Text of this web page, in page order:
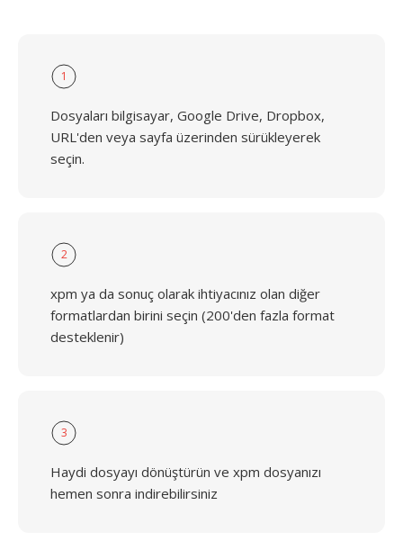
1
Dosyaları bilgisayar, Google Drive, Dropbox,
URL'den veya sayfa üzerinden sürükleyerek
seçin.
2
xpm ya da sonuç olarak ihtiyacınız olan diğer
formatlardan birini seçin (200'den fazla format
desteklenir)
3
Haydi dosyayı dönüştürün ve xpm dosyanızı
hemen sonra indirebilirsiniz